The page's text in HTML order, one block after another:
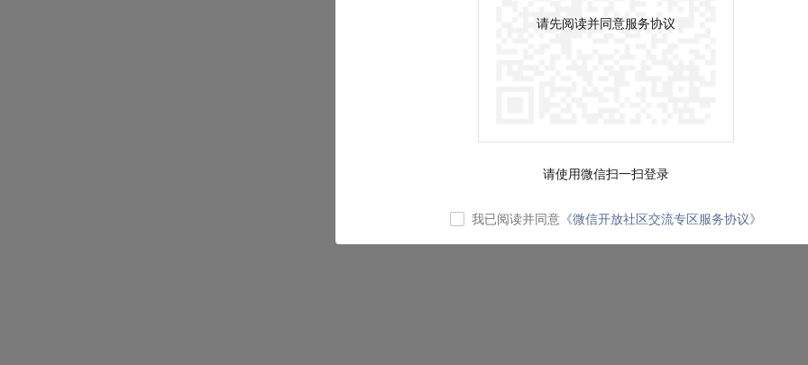
请先阅读并同意服务协议
请使用微信扫一扫登录
我已阅读并同意 《微信开放社区交流专区服务协议》